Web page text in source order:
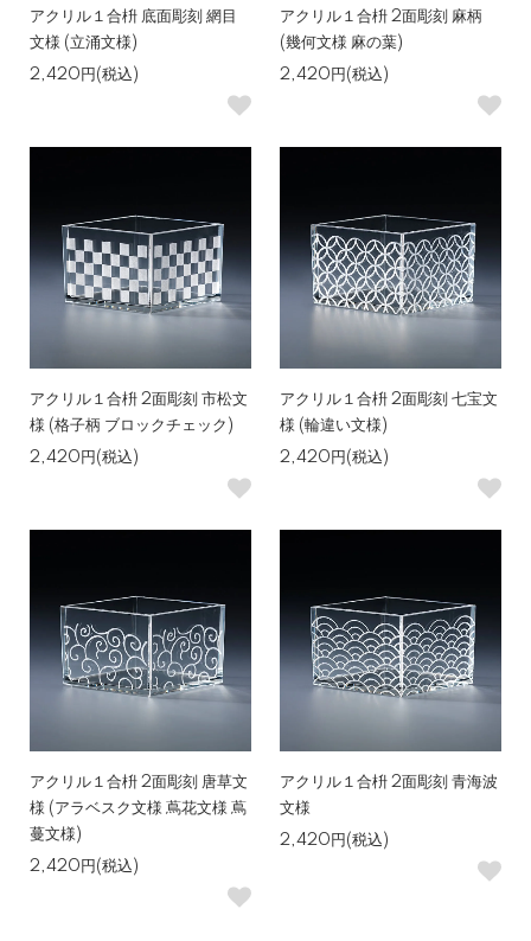
アクリル１合枡 底面彫刻 網目
文様 (立涌文様)
2,420円(税込)
アクリル１合枡 2面彫刻 麻柄
(幾何文様 麻の葉)
2,420円(税込)
アクリル１合枡 2面彫刻 市松文
様 (格子柄 ブロックチェック)
2,420円(税込)
アクリル１合枡 2面彫刻 七宝文
様 (輪違い文様)
2,420円(税込)
アクリル１合枡 2面彫刻 唐草文
様 (アラベスク文様 蔦花文様 蔦
蔓文様)
2,420円(税込)
アクリル１合枡 2面彫刻 青海波
文様
2,420円(税込)